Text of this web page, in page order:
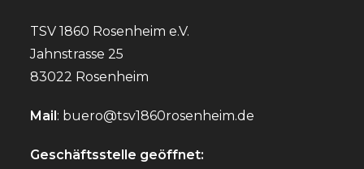
TSV 1860 Rosenheim e.V.
Jahnstrasse 25
83022 Rosenheim
Mail: buero@tsv1860rosenheim.de
Geschäftsstelle geöffnet: